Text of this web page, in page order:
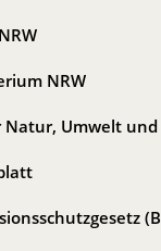
NRW
Umwelt und